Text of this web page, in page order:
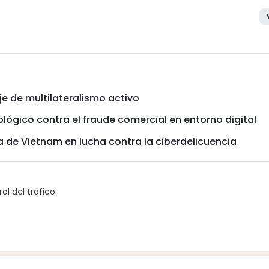
de multilateralismo activo
contra el fraude comercial en entorno digital
de Vietnam en lucha contra la ciberdelicuencia
del tráfico